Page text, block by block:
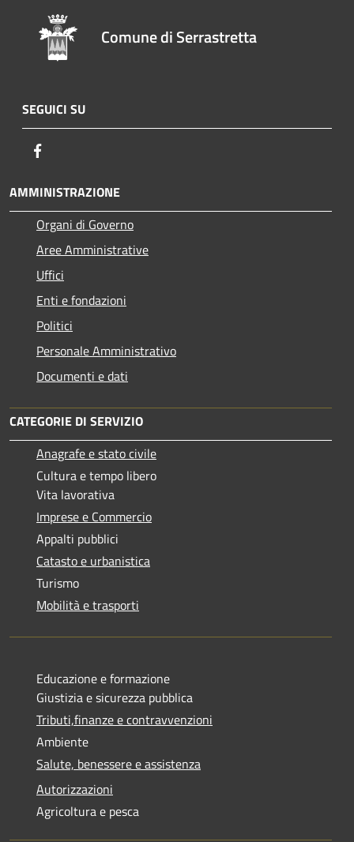
Comune di Serrastretta
SEGUICI SU
AMMINISTRAZIONE
Organi di Governo
Aree Amministrative
Uffici
Enti e fondazioni
Politici
Personale Amministrativo
Documenti e dati
CATEGORIE DI SERVIZIO
Anagrafe e stato civile
Cultura e tempo libero
Vita lavorativa
Imprese e Commercio
Appalti pubblici
Catasto e urbanistica
Turismo
Mobilità e trasporti
Educazione e formazione
Giustizia e sicurezza pubblica
Tributi,finanze e contravvenzioni
Ambiente
Salute, benessere e assistenza
Autorizzazioni
Agricoltura e pesca